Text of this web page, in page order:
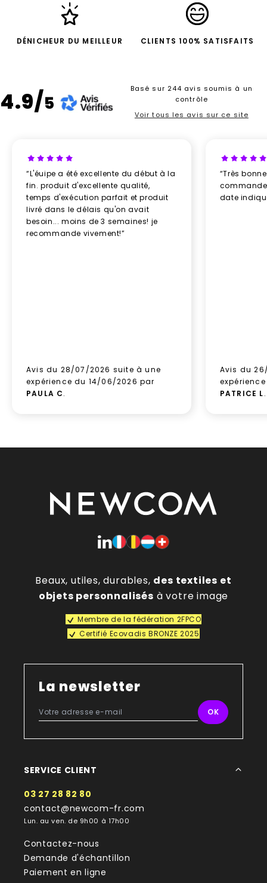
DÉNICHEUR DU MEILLEUR CLIENTS 100% SATISFAITS
4.9/5
Basé sur 244 avis soumis à un
contrôle
Voir tous les avis sur ce site
“L'éuipe a été excellente du début à la
fin. produit d'excellente qualité,
temps d'exécution parfait et produit
livré dans le délais qu'on avait
besoin... moins de 3 semaines! je
recommande vivement!”
Avis du 28/07/2026 suite à une
expérience du 14/06/2026 par
PAULA C.
“Très
date
Avis du
PATRICE L.
Beaux, utiles, durables, des textiles et
objets personnalisés à votre image
Membre de la fédération 2FPCO
Certifié Ecovadis BRONZE 2025
La newsletter
SERVICE CLIENT
03 27 28 82 80
contact@newcom-fr.com
Lun. au ven. de 9h00 à 17h00
Contactez-nous
Demande d'échantillon
Paiement en ligne